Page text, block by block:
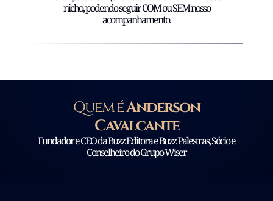
nicho, podendo seguir COM ou SEM nosso
acompanhamento.
Quem éAnderson
Cavalcante
Fundador e CEO da Buzz Editora e Buzz Palestras, Sócio e
Conselheiro do Grupo Wiser